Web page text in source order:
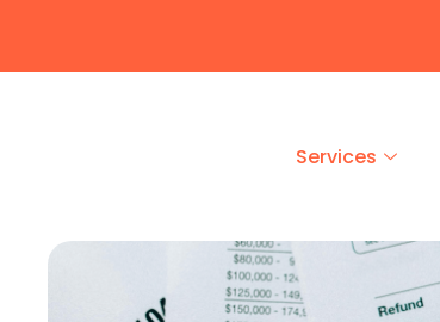
Services